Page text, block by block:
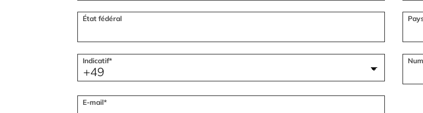
État fédéral
Indicatif*
E-mail*